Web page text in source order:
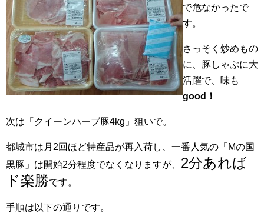
で危なかったで
す。
さっそく炒めもの
に、豚しゃぶに大
活躍で、味も
good！
次は「クイーンハーブ豚4kg」狙いで。
都城市は月2回ほど特産品が再入荷し、一番人気の「Mの国
黒豚」は開始2分程度でなくなりますが、 2分あれば
ド楽勝です。
手順は以下の通りです。